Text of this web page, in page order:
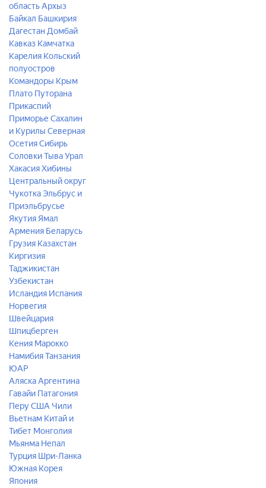
областьАрхыз
Байкал Башкирия
Дагестан Домбай
Кавказ Камчатка
Карелия Кольский
полуостров
Командоры Крым
Плато Путорана
Прикаспий
Приморье Сахалин
и Курилы Северная
ОсетияСибирь
СоловкиТываУрал
ХакасияХибины
Центральный округ
ЧукоткаЭльбрус и
Приэльбрусье
Якутия Ямал
Армения Беларусь
Грузия Казахстан
Киргизия
Таджикистан
Узбекистан
Исландия Испания
Норвегия
Швейцария
Шпицберген
Кения Марокко
НамибияТанзания
ЮАР
АляскаАргентина
Гавайи Патагония
Перу США Чили
Вьетнам Китай и
Тибет Монголия
Мьянма Непал
Турция Шри-Ланка
Южная Корея
Япония